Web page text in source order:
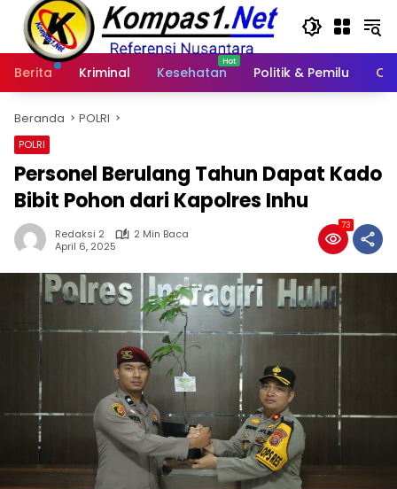
Langsung
konten
Berita
Kriminal Kesehatan Politik & Pemilu
Beranda POLRI
POLRI
Personel Berulang Tahun Dapat Kado
Bibit Pohon dari Kapolres Inhu
Redaksi 2
2 Min Baca
April 6, 2025
73